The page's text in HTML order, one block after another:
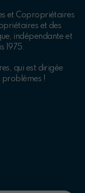
et Copropriétaires
et des
indépendante et
1975.
qui est dirigée
problèmes !